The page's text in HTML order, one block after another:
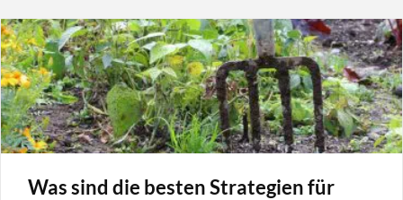
Was sind die besten Strategien für